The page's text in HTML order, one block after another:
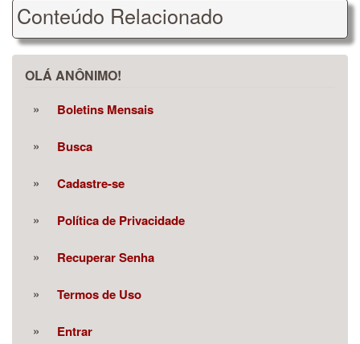
Conteúdo Relacionado
OLÁ ANÔNIMO!
Boletins Mensais
Busca
Cadastre-se
Política de Privacidade
Recuperar Senha
Termos de Uso
Entrar